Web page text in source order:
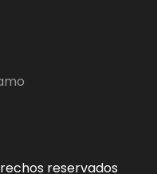
reservados